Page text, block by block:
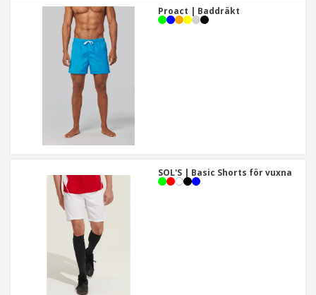
Proact | Baddräkt
SOL'S | Basic Shorts för vuxna